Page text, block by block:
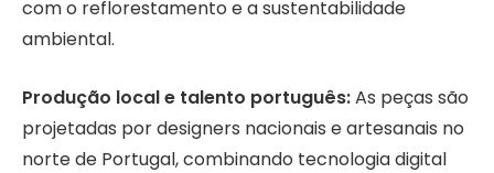
com o reflorestamento e a sustentabilidade
ambiental.
Produção local e talento português:As peças são
projetadas por designers nacionais e artesanais no
norte de Portugal, combinando tecnologia digital